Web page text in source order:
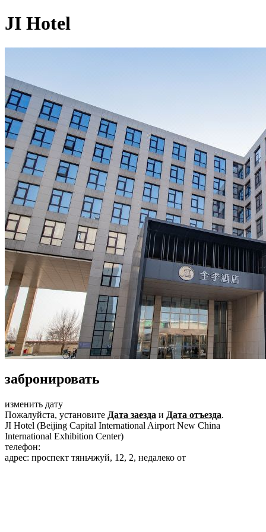
JI Hotel
забронировать
изменить дату
Пожалуйста, установите Дата заезда и Дата отъезда.
JI Hotel (Beijing Capital International Airport New China
International Exhibition Center)
телефон:
адрес: проспект тяньчжуй, 12, 2, недалеко от